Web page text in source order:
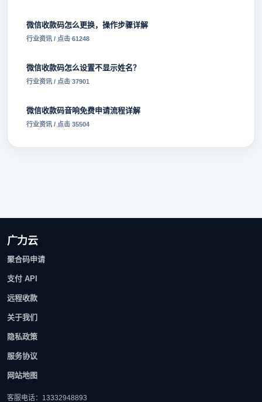
微信收款码怎么更换，操作步骤详解
行业资讯 / 点击 61248
微信收款码怎么设置不显示姓名？
行业资讯 / 点击 37901
微信收款码音响免费申请流程详解
行业资讯 / 点击 35504
广力云
聚合码申请
支付 API
远程收款
关于我们
隐私政策
服务协议
网站地图
客服电话：13332948893